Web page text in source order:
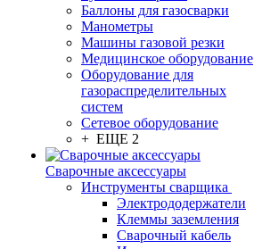
Баллоны для газосварки
Манометры
Машины газовой резки
Медицинское оборудование
Оборудование для
газораспределительных
систем
Сетевое оборудование
+ ЕЩЕ 2
Сварочные аксессуары
Инструменты сварщика
Электрододержатели
Клеммы заземления
Сварочный кабель